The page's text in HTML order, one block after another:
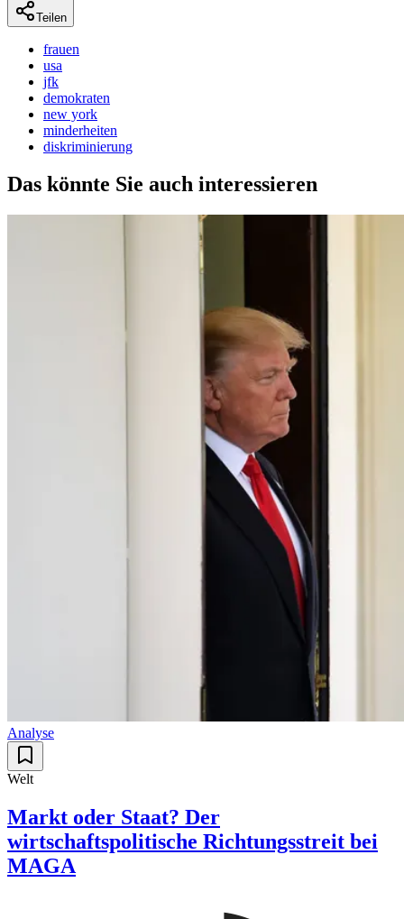
Teilen
frauen
usa
jfk
demokraten
new york
minderheiten
diskriminierung
Das könnte Sie auch interessieren
Analyse
Welt
Markt oder Staat? Der
wirtschaftspolitische Richtungsstreit bei
MAGA